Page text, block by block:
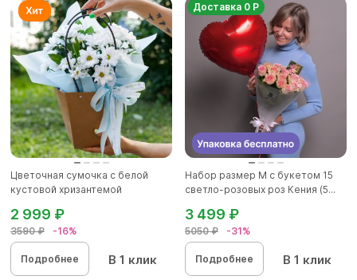
Цветочная сумочка с белой
кустовой хризантемой
3590 ₽ -16%
2 999 ₽
Подробнее В 1 клик
Доставка 0 Р
Набор размер M с букетом 15
светло-розовых роз Кения (5...
5050 ₽ -31%
3 499 ₽
Подробнее В 1 клик